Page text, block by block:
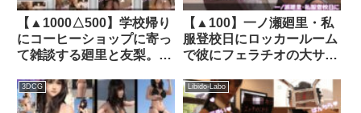
【▲1000△500】学校帰り
にコーヒーショップに寄っ
て雑談する廻里と友梨。
お得な総集編！）｜
d_308621│ Libido-Labo
【▲100】一ノ瀬廻里・私
服登校日にロッカールーム
で彼にフェラチオの大サー
地ピンク水玉柄パンティ）
｜d_765588
3DCG Libido-Labo